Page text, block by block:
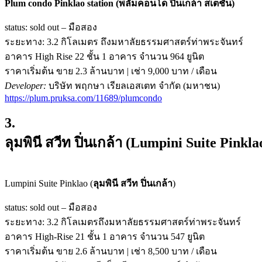
Plum condo Pinklao station (พลัมคอนโด ปิ่นเกล้า สเตชั่น)
status: sold out – มือสอง
ระยะทาง: 3.2 กิโลเมตร ถึงมหาลัยธรรมศาสตร์ท่าพระจันทร์
อาคาร High Rise 22 ชั้น 1 อาคาร จำนวน 964 ยูนิต
ราคาเริ่มต้น ขาย 2.3 ล้านบาท | เช่า 9,000 บาท / เดือน
Developer: บริษัท พฤกษา เรียลเอสเตท จำกัด (มหาชน)
https://plum.pruksa.com/11689/plumcondo
3.
ลุมพินี สวีท ปิ่นเกล้า (Lumpini Suite
Lumpini Suite Pinklao (ลุมพินี สวีท ปิ่นเกล้า)
status: sold out – มือสอง
ระยะทาง: 3.2 กิโลเมตรถึงมหาลัยธรรมศาสตร์ท่าพระจันทร์
อาคาร High-Rise 21 ชั้น 1 อาคาร จำนวน 547 ยูนิต
ราคาเริ่มต้น ขาย 2.6 ล้านบาท | เช่า 8,500 บาท / เดือน